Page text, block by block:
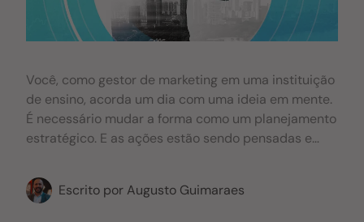
Você, como gestor de marketing em uma instituição
de ensino, acorda um dia com uma ideia em mente.
É necessário mudar a forma como um planejamento
estratégico. E as ações estão sendo pensadas e
coordenação do curso ao financeiro. Da reitoria ao
call center. Nos últimos meses, seus números de
Escrito por Augusto Guimaraes